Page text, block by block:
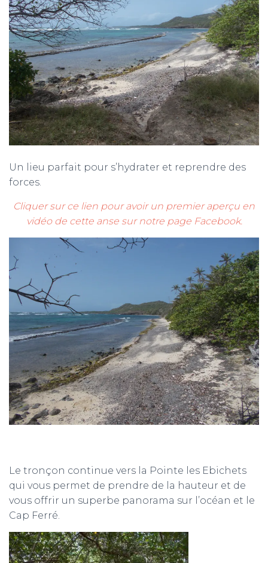
Un lieu parfait pour s’hydrater et reprendre des
forces.
Cliquer sur ce lien pour avoir un premier aperçu en
vidéo de cette anse sur notre page Facebook.
Le tronçon continue vers la Pointe les Ebichets
qui vous permet de prendre de la hauteur et de
vous offrir un superbe panorama sur l’océan et le
Cap Ferré.